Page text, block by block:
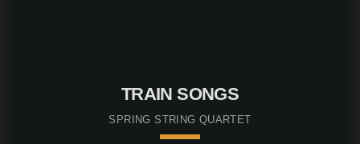
TRAIN SONGS
SPRING STRING QUARTET